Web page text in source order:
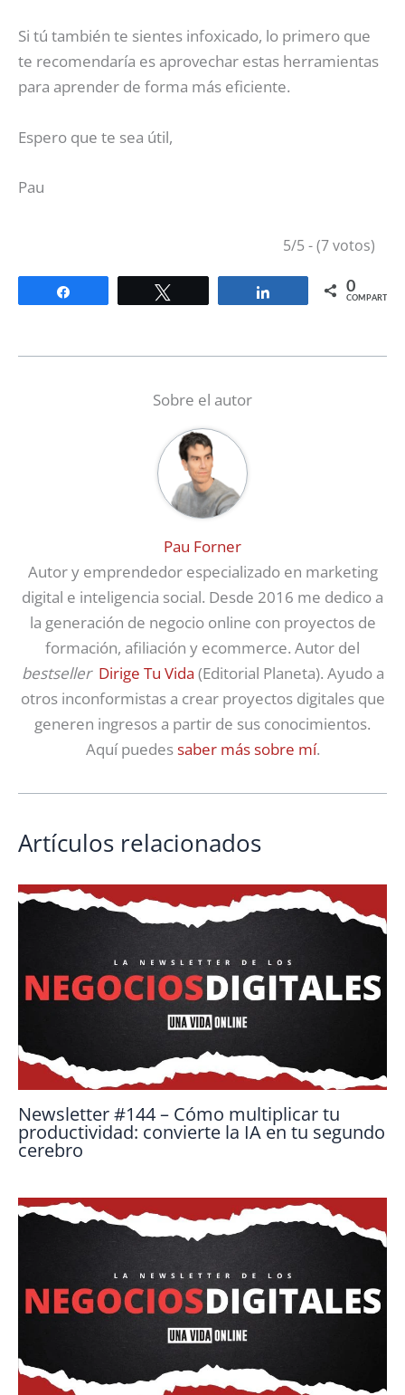
Si tú también te sientes infoxicado, lo primero que
te recomendaría es aprovechar estas herramientas
para aprender de forma más eficiente.
Espero que te sea útil,
Pau
5/5 - (7 votos)
Compartir 0
COMPARTIR
Sobre el autor
Pau Forner
Autor y emprendedor especializado en marketing
digital e inteligencia social. Desde 2016 me dedico a
la generación de negocio online con proyectos de
formación, afiliación y ecommerce. Autor del
bestseller Dirige Tu Vida (Editorial Planeta). Ayudo a
otros inconformistas a crear proyectos digitales que
generen ingresos a partir de sus conocimientos.
Aquí puedessaber más sobre mí.
Artículos relacionados
Newsletter #144 – Cómo multiplicar tu
productividad: convierte la IA en tu segundo
cerebro